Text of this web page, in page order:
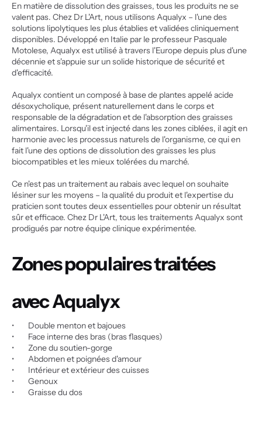
En matière de dissolution des graisses, tous les produits ne se
valent pas. Chez Dr L'Art, nous utilisons Aqualyx – l'une des
solutions lipolytiques les plus établies et validées cliniquement
disponibles. Développé en Italie par le professeur Pasquale
Motolese, Aqualyx est utilisé à travers l'Europe depuis plus d'une
décennie et s'appuie sur un solide historique de sécurité et
d'efficacité.
Aqualyx contient un composé à base de plantes appelé acide
désoxycholique, présent naturellement dans le corps et
responsable de la dégradation et de l'absorption des graisses
alimentaires. Lorsqu'il est injecté dans les zones ciblées, il agit en
harmonie avec les processus naturels de l'organisme, ce qui en
fait l'une des options de dissolution des graisses les plus
biocompatibles et les mieux tolérées du marché.
Ce n'est pas un traitement au rabais avec lequel on souhaite
lésiner sur les moyens – la qualité du produit et l'expertise du
praticien sont toutes deux essentielles pour obtenir un résultat
sûr et efficace. Chez Dr L'Art, tous les traitements Aqualyx sont
prodigués par notre équipe clinique expérimentée.
Zones populaires traitées
avec Aqualyx
•        Double menton et bajoues
•        Face interne des bras (bras flasques)
•        Zone du soutien-gorge
•        Abdomen et poignées d'amour
•        Intérieur et extérieur des cuisses
•        Genoux
•        Graisse du dos